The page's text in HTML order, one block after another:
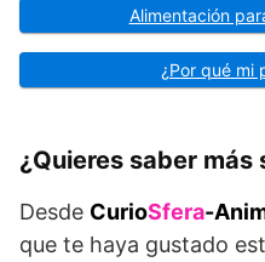
Alimentación
¿Por qué mi
¿Quieres saber más
Desde CurioSfera-
que te haya gustado